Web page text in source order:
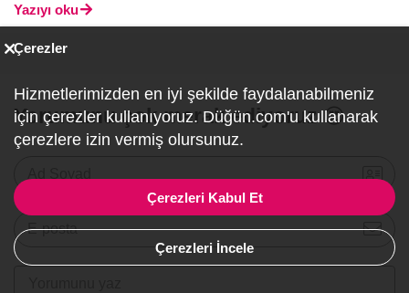
Yazıyı oku
Yorumunu çok merak ediyoruz 😍
E-posta
Çerezler
Hizmetlerimizden en iyi şekilde faydalanabilmeniz
için çerezler kullanıyoruz. Düğün.com'u kullanarak
çerezlere izin vermiş olursunuz.
Çerezleri Kabul Et
Çerezleri İncele